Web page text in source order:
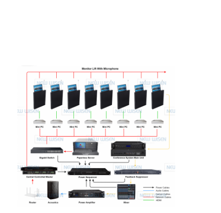
Papan tulis interaktif
sistem konferensi
Angkat Monitor Lcd
membalik monitor
Pop Up Desk Socket
Jalur listrik terputus